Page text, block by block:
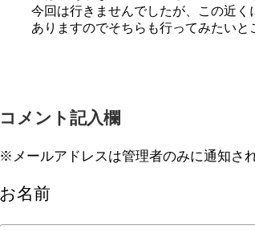
今回は行きませんでしたが、この近く
ありますのでそちらも行ってみたいと
コメント記入欄
※メールアドレスは管理者のみに通知され
お名前